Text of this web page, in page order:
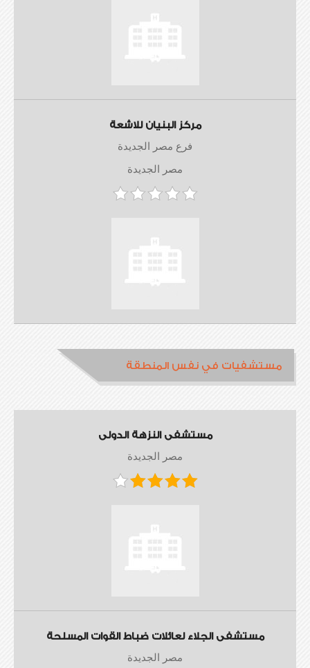
مركز البنيان للاشعة
فرع مصر الجديدة
مصر الجديدة
مستشفيات في نفس المنطقة
مستشفى النزهة الدولى
مصر الجديدة
مستشفى الجلاء لعائلات ضباط القوات المسلحة
مصر الجديدة